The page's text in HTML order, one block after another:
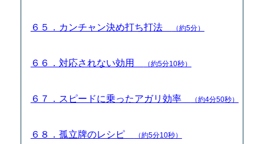
６５．カンチャン決め打ち打法 （約5分）
６６．対応されない効用 （約5分10秒）
６７．スピードに乗ったアガリ効率 （約4分50秒）
６８．孤立牌のレシピ （約5分10秒）